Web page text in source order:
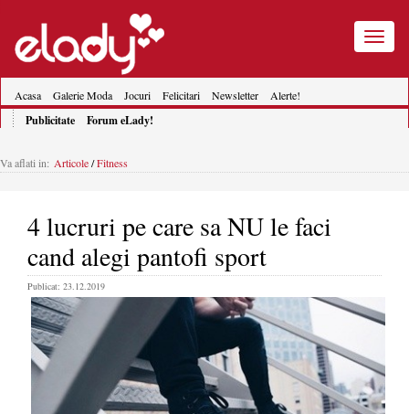
Toggle
Acasa Galerie Moda Jocuri Felicitari Newsletter Alerte!
Publicitate Forum eLady!
Va aflati in: Articole/Fitness
4 lucruri pe care sa NU le faci
cand alegi pantofi sport
Publicat: 23.12.2019